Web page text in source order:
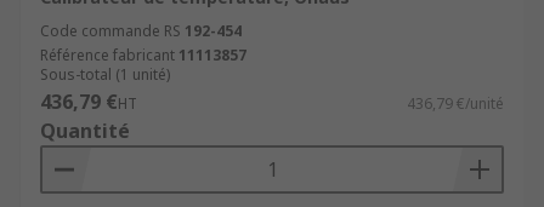
Code commande RS 192-454
Référence fabricant 11113857
Sous-total (1 unité)
436,79 €HT 436,79 €/unité
Quantité